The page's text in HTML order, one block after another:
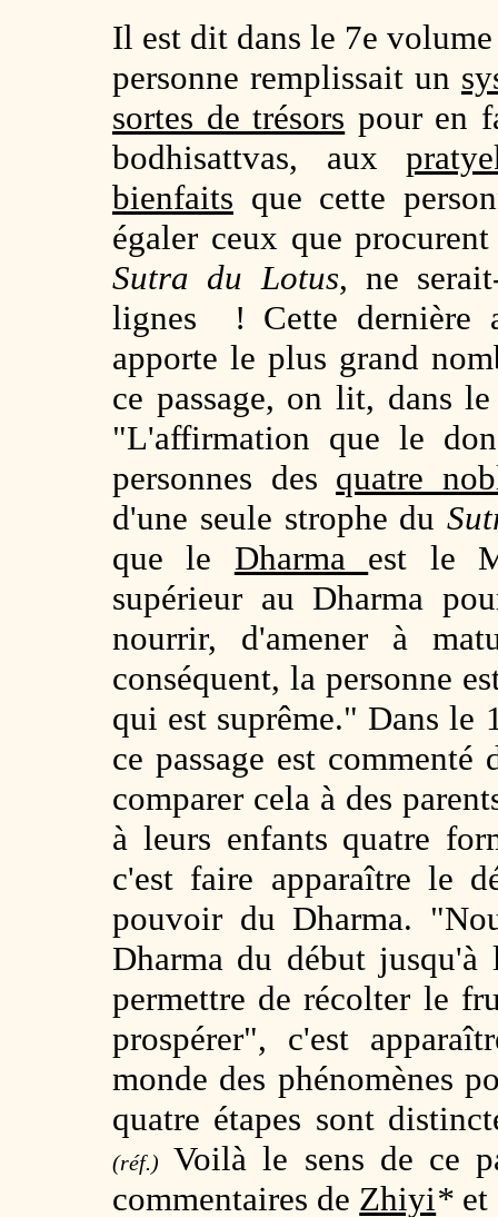
Il est dit dans le 7e
personne remplissait un
sortes de trésors pour en
bodhisattvas, aux
bienfaits que cette
égaler ceux que
Sutra du Lotus, ne
lignes ! Cette dernière
apporte le plus grand
ce passage, on lit, dans
"L'affirmation que le
personnes des quatre
d'une seule strophe du
que le Dharma est le
supérieur au Dharma
nourrir, d'amener à
conséquent, la personne
qui est suprême." Dans le
ce passage est
comparer cela à des
à leurs enfants quatre
c'est faire apparaître le
pouvoir du Dharma.
Dharma du début
permettre de récolter le
prospérer", c'est
monde des phénomènes
quatre étapes sont
(réf.)
Voilà le sens de ce
commentaires de Zhiyi*